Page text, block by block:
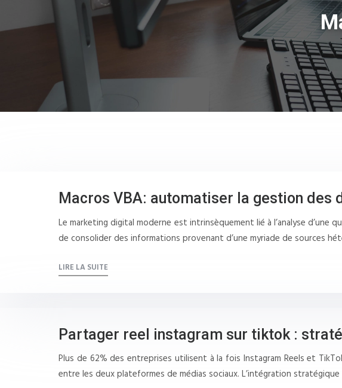
Macros VBA: automatiser la gestion
Le marketing digital moderne est intrinsèquement lié à l’analyse
de consolider des informations provenant d’une myriade de sources
LIRE LA SUITE
Partager reel instagram sur tiktok :
Plus de 62% des entreprises utilisent à la fois Instagram Reels et
entre les deux plateformes de médias sociaux. L’intégration